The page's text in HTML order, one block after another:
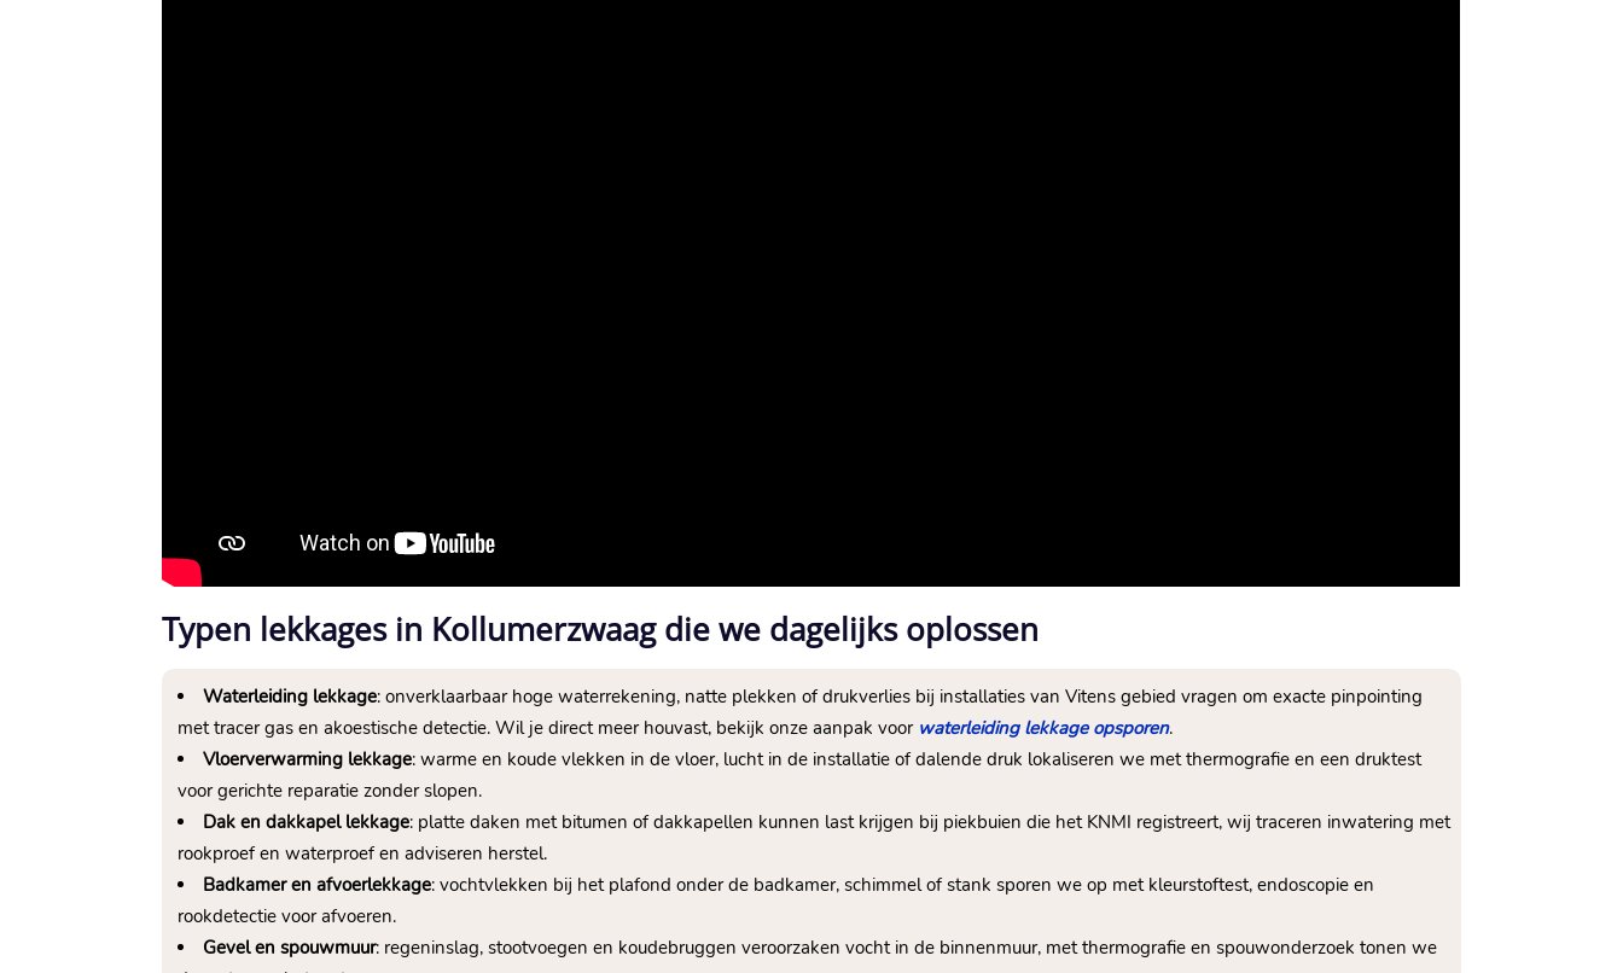
Typen lekkages in Kollumerzwaag die we dagelijks oplossen
Waterleiding lekkage: onverklaarbaar hoge waterrekening, natte plekken of drukverlies bij installaties van Vitens gebied vragen om exacte pinpointing
met tracer gas en akoestische detectie.​ Wil je direct meer houvast, bekijk onze aanpak voor waterleiding lekkage opsporen.​
Vloerverwarming lekkage: warme en koude vlekken in de vloer, lucht in de installatie of dalende druk lokaliseren we met thermografie en een druktest
voor gerichte reparatie zonder slopen.​
Dak en dakkapel lekkage: platte daken met bitumen of dakkapellen kunnen last krijgen bij piekbuien die het KNMI registreert, wij traceren inwatering met
rookproef en waterproef en adviseren herstel.​
Badkamer en afvoerlekkage: vochtvlekken bij het plafond onder de badkamer, schimmel of stank sporen we op met kleurstoftest, endoscopie en
rookdetectie voor afvoeren.​
Gevel en spouwmuur: regeninslag, stootvoegen en koudebruggen veroorzaken vocht in de binnenmuur, met thermografie en spouwonderzoek tonen we